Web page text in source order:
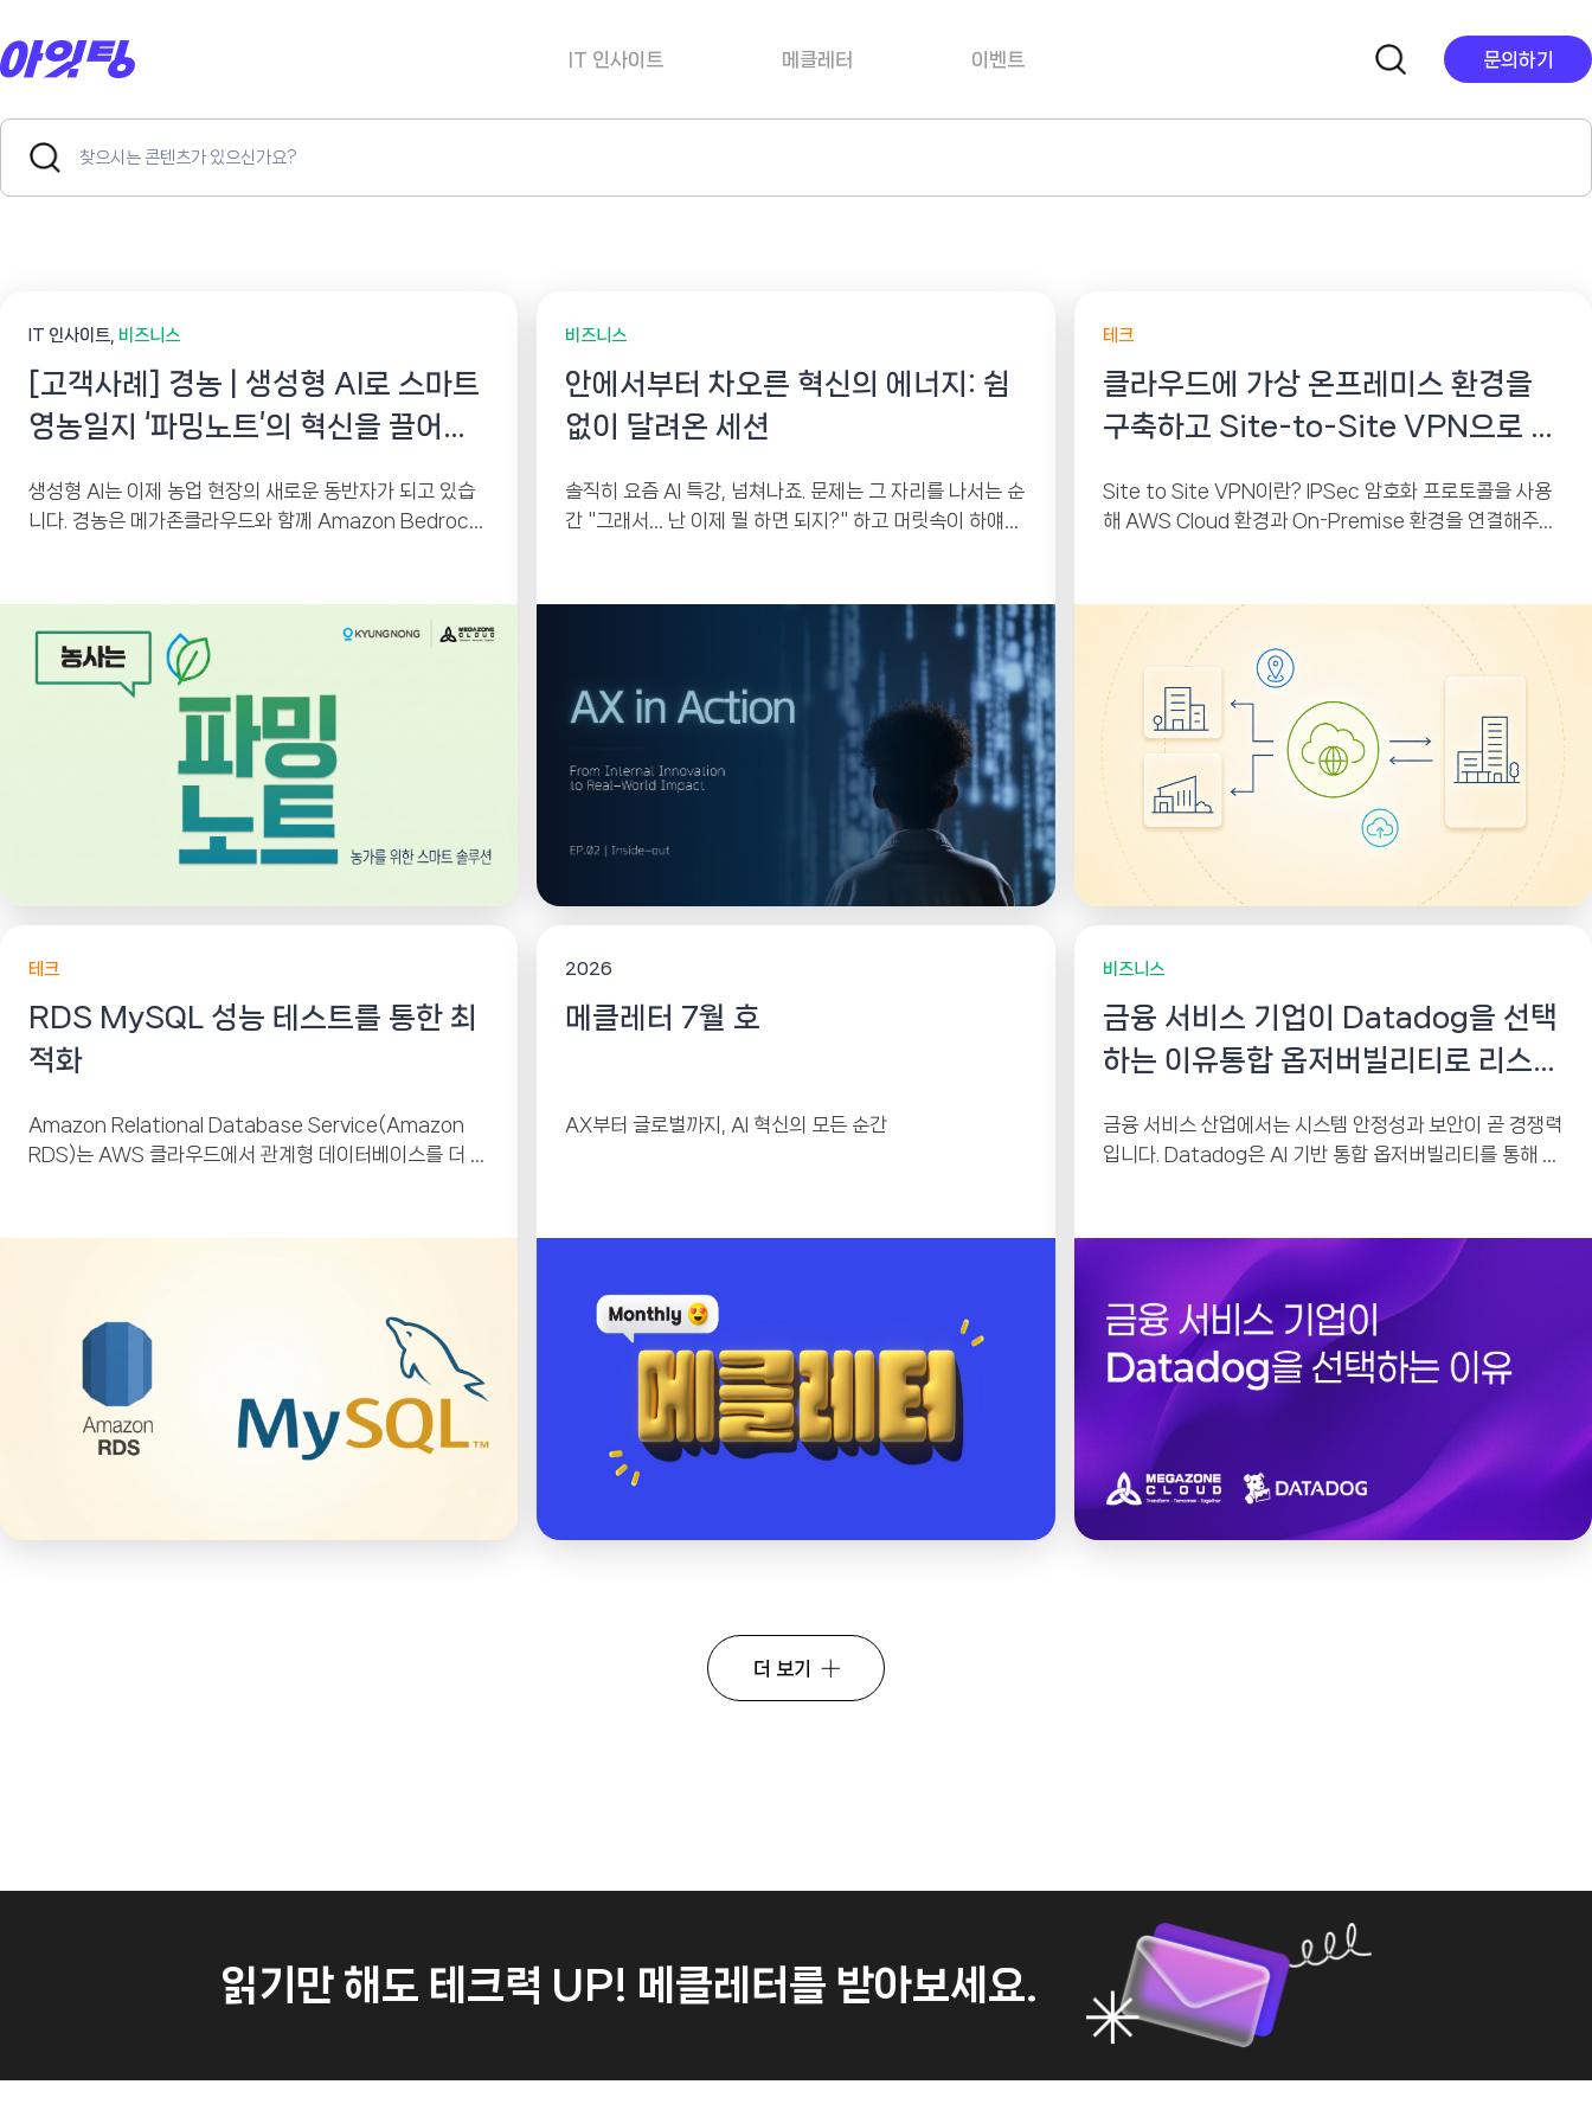
to
content
IT 인사이트 메클레터 이벤트 문의하기
Search
Search
Button
IT 인사이트 비즈니스
[고객사례] 경농 | 생성형 AI로 스마트
영농일지 ‘파밍노트’의 혁신을 끌어올
생성형 AI는 이제 농업 현장의 새로운 동반자가 되고 있습
니다. 경농은 메가존클라우드와 함께 Amazon Bedrock
비즈니스
안에서부터 차오른 혁신의 에너지: 쉼
없이 달려온 세션
솔직히 요즘 AI 특강, 넘쳐나죠. 문제는 그 자리를 나서는 순
간 "그래서… 난 이제 뭘 하면 되지?" 하고 머릿속이 하얘진
테크
클라우드에 가상 온프레미스 환경을
구축하고 Site-to-Site VPN으로 연
Site to Site VPN이란? IPSec 암호화 프로토콜을 사용
해 AWS Cloud 환경과 On-Premise 환경을 연결해주는
테크
RDS MySQL 성능 테스트를 통한 최
적화
Amazon Relational Database Service(Amazon
RDS)는 AWS 클라우드에서 관계형 데이터베이스를 더 쉽
2026
메클레터 7월 호
AX부터 글로벌까지, AI 혁신의 모든 순간
비즈니스
금융 서비스 기업이 Datadog을 선택
하는 이유통합 옵저버빌리티로 리스크
금융 서비스 산업에서는 시스템 안정성과 보안이 곧 경쟁력
입니다. Datadog은 AI 기반 통합 옵저버빌리티를 통해 코
더 보기
읽기만 해도 테크력 UP! 메클레터를 받아보세요.